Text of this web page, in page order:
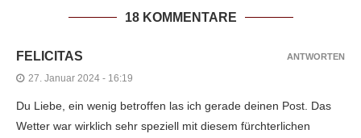
18 KOMMENTARE
FELICITAS
27. Januar 2024 - 16:19
Du Liebe, ein wenig betroffen las ich gerade deinen Post. Das
Wetter war wirklich sehr speziell mit diesem fürchterlichen
ANTWORTEN